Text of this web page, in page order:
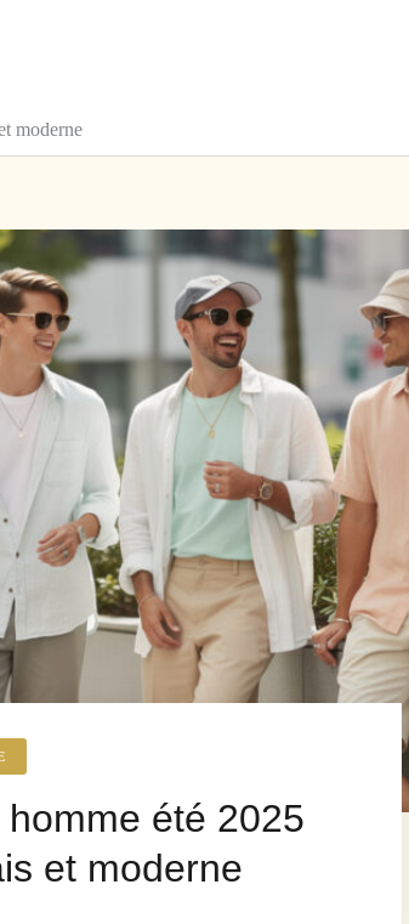
moderne
été 2025
et moderne